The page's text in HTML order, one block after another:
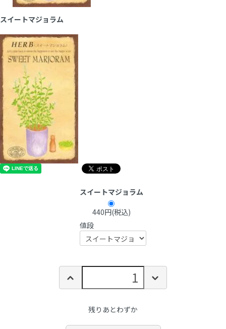
スイートマジョラム
スイートマジョラム
440円(税込)
値段
残りあとわずか